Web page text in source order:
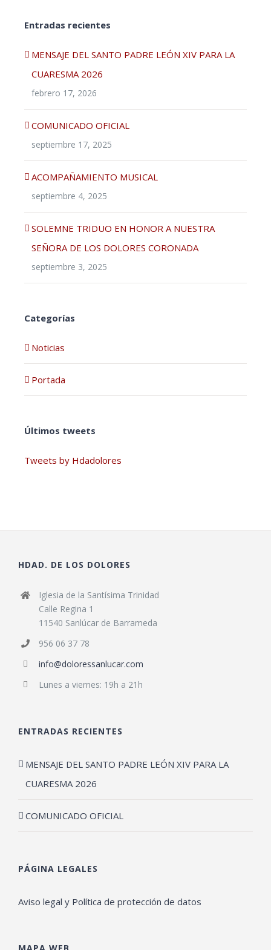
Entradas recientes
MENSAJE DEL SANTO PADRE LEÓN XIV PARA LA
CUARESMA 2026
febrero 17, 2026
COMUNICADO OFICIAL
septiembre 17, 2025
ACOMPAÑAMIENTO MUSICAL
septiembre 4, 2025
SOLEMNE TRIDUO EN HONOR A NUESTRA
SEÑORA DE LOS DOLORES CORONADA
septiembre 3, 2025
Categorías
Noticias
Portada
Últimos tweets
Tweets by Hdadolores
HDAD. DE LOS DOLORES
Iglesia de la Santísima Trinidad
Calle Regina 1
11540 Sanlúcar de Barrameda
956 06 37 78
info@doloressanlucar.com
Lunes a viernes: 19h a 21h
ENTRADAS RECIENTES
MENSAJE DEL SANTO PADRE LEÓN XIV PARA LA
CUARESMA 2026
COMUNICADO OFICIAL
PÁGINA LEGALES
Aviso legal y Política de protección de datos